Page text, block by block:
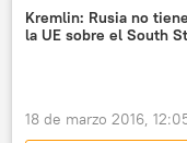
South Stream
Unión Europea (UE)
Kremlin: Rusia no
la UE sobre el South
18 de marzo 2016,